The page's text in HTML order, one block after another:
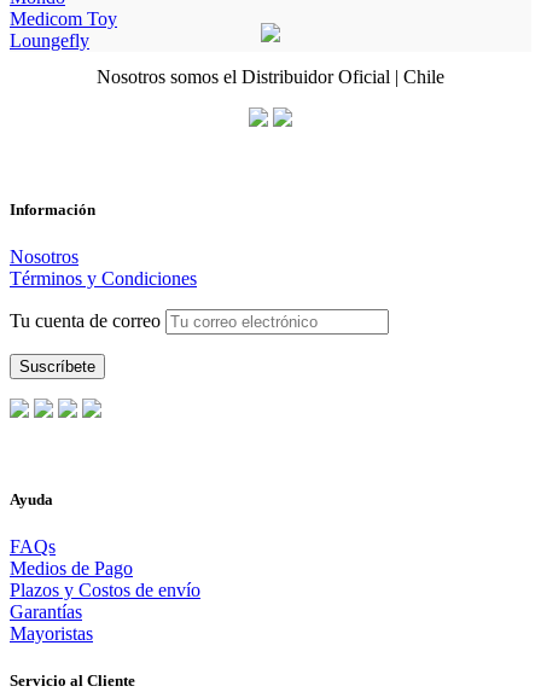
Medicom Toy
Loungefly
Nosotros somos el Distribuidor Oficial | Chile
Información
Nosotros
Términos y Condiciones
Tu cuenta de correo
Ayuda
FAQs
Medios de Pago
Plazos y Costos de envío
Garantías
Mayoristas
Servicio al Cliente